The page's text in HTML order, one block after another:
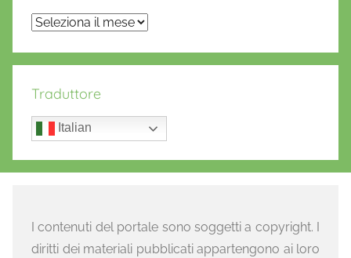
Archivi
Traduttore
Italian
I contenuti del portale sono soggetti a copyright. I
diritti dei materiali pubblicati appartengono ai loro